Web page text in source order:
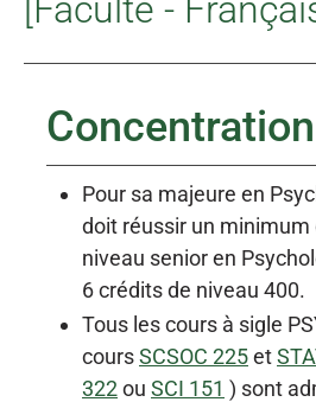
[Faculté -
Pour sa majeure en
doit réussir un minimum
niveau senior en
6 crédits de niveau 400.
Tous les cours à sigle
coursSCSOC 225et
322ou SCI 151 ) sont